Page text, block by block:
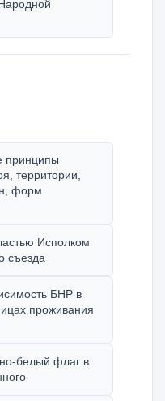
принципы
территории,
форм
Исполком
съезда
БНР в
проживания
белый флаг в